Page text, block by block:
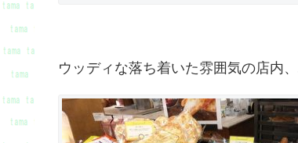
ウッディな落ち着いた雰囲気の店内